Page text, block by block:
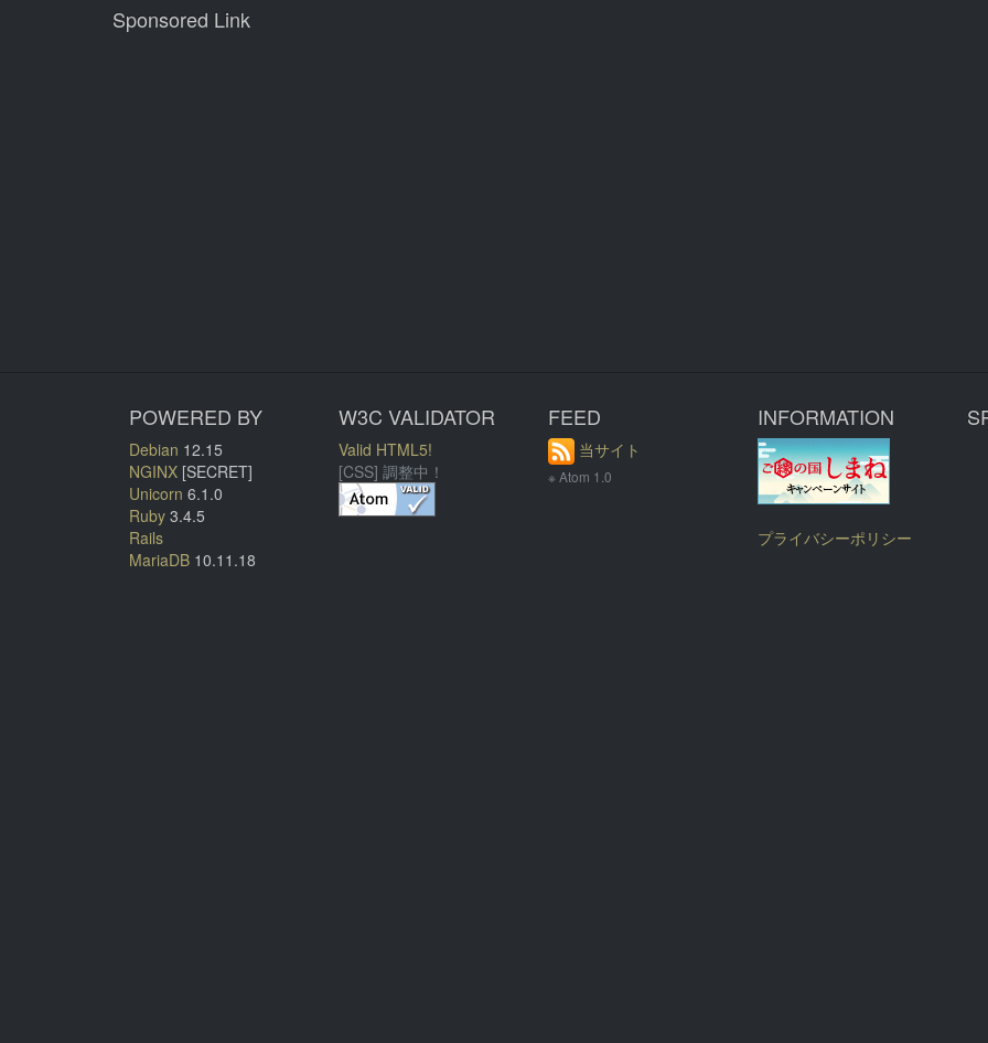
Sponsored Link
POWERED BY
Debian 12.15
NGINX [SECRET]
Unicorn 6.1.0
Ruby 3.4.5
Rails
MariaDB 10.11.18
W3C VALIDATOR
Valid HTML5!
[CSS] 調整中！
FEED
当サイト
※ Atom 1.0
INFORMATION
プライバシーポリシー